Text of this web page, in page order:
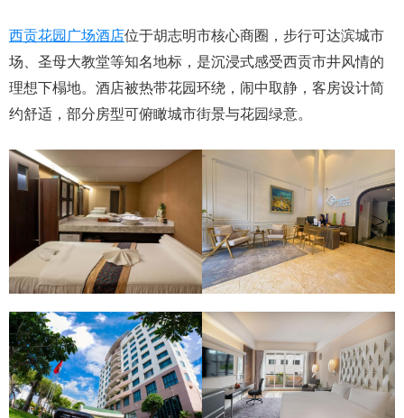
西贡花园广场酒店位于胡志明市核心商圈，步行可达滨城市
场、圣母大教堂等知名地标，是沉浸式感受西贡市井风情的
理想下榻地。酒店被热带花园环绕，闹中取静，客房设计简
约舒适，部分房型可俯瞰城市街景与花园绿意。